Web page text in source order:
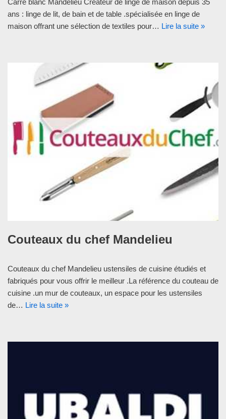
ans : linge de lit, de bain et de table .spécialisée en linge de
maison offrant une sélection de textiles pour… Lire la suite »
Couteaux du chef Mandelieu
Couteaux du chef Mandelieu ustensiles de cuisine étudiés et
fabriqués pour vous offrir le meilleur .La référence du couteau de
cuisine .un mur de couteaux, un espace pour les ustensiles
de… Lire la suite »